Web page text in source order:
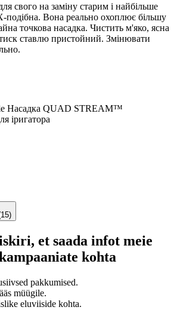
свого на заміну старим і найбільше
подібна. Вона реально охоплює більшу
точкова насадка. Чистить м'яко, ясна
ставлю пристойний. Змінювати
Насадка QUAD STREAM™
іригатора
et saada infot meie
kohta
pakkumised.
müügile.
eluviiside kohta.